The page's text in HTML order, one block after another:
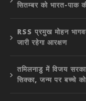
सितम्बर को भारत-पाक
RSS प्रमुख मोहन
जारी रहेगा आरक्षण
तमिलनाडु में विजय
सिक्का, जन्म पर बच्चे